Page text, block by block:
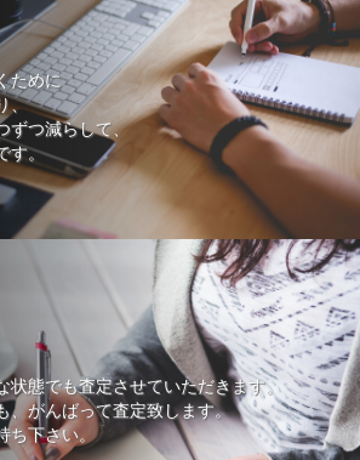
ために
、
ずつ減らして、
す。
状態でも査定させていただきます。
、がんばって査定致します。
ち下さい。